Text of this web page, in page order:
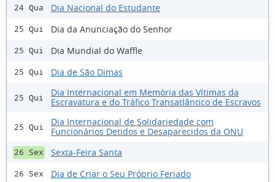
24 Qua Dia Nacional do Estudante
25 Qui Dia da Anunciação do Senhor
25 Qui Dia Mundial do Waffle
25 Qui Dia de São Dimas
25 Qui
Dia Internacional em Memória das Vítimas da
Escravatura e do Tráfico Transatlântico de Escravos
25 Qui
Dia Internacional de Solidariedade com
Funcionários Detidos e Desaparecidos da ONU
26 Sex Sexta-Feira Santa
26 Sex Dia de Criar o Seu Próprio Feriado